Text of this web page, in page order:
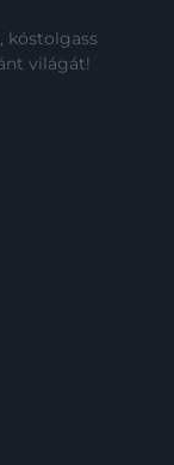
kóstolgass
világát!